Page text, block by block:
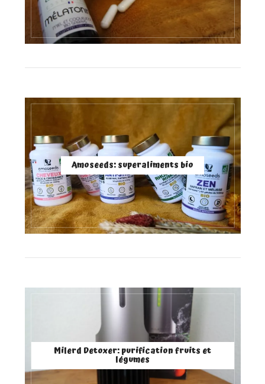
Amoseeds: superaliments bio
Milerd Detoxer: purification fruits et
légumes